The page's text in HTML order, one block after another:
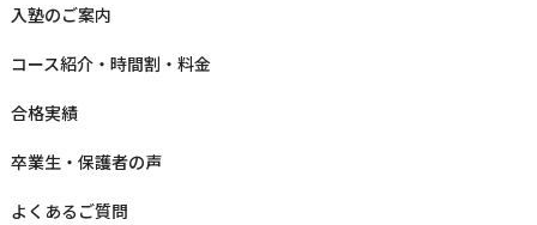
⼊塾のご案内
コース紹介・時間割・料⾦
合格実績
卒業⽣‧保護者の声
よくあるご質問